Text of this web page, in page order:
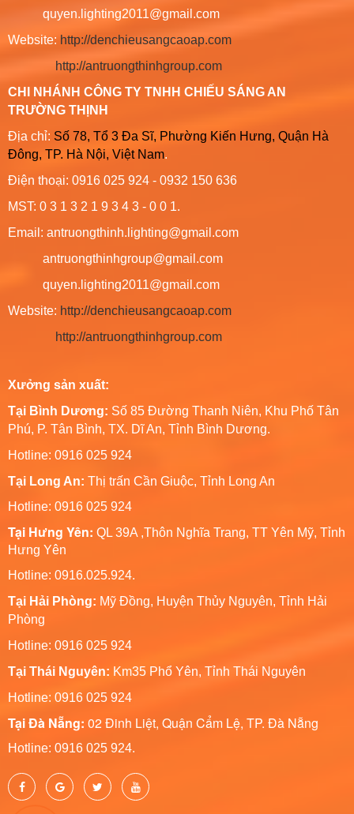
quyen.lighting2011@gmail.com
Website: http://denchieusangcaoap.com
http://antruongthinhgroup.com
CHI NHÁNH CÔNG TY TNHH CHIẾU SÁNG AN
TRƯỜNG THỊNH
Địa chỉ: Số 78, Tổ 3 Đa Sĩ, Phường Kiến Hưng, Quận Hà
Đông, TP. Hà Nội, Việt Nam.
Điện thoại: 0916 025 924 - 0932 150 636
MST: 0 3 1 3 2 1 9 3 4 3 - 0 0 1.
Email: antruongthinh.lighting@gmail.com
antruongthinhgroup@gmail.com
quyen.lighting2011@gmail.com
Website: http://denchieusangcaoap.com
http://antruongthinhgroup.com
Xưởng sản xuất:
Tại Bình Dương: Số 85 Đường Thanh Niên, Khu Phố Tân
Phú, P. Tân Bình, TX. Dĩ An, Tỉnh Bình Dương.
Hotline: 0916 025 924
Tại Long An: Thị trấn Cần Giuộc, Tỉnh Long An
Hotline: 0916 025 924
Tại Hưng Yên: QL 39A ,Thôn Nghĩa Trang, TT Yên Mỹ, Tỉnh
Hưng Yên
Hotline: 0916.025.924.
Tại Hải Phòng: Mỹ Đồng, Huyện Thủy Nguyên, Tỉnh Hải
Phòng
Hotline: 0916 025 924
Tại Thái Nguyên: Km35 Phổ Yên, Tỉnh Thái Nguyên
Hotline: 0916 025 924
Tại Đà Nẵng: 02 Đinh Liệt, Quận Cẩm Lệ, TP. Đà Nẵng
Hotline: 0916 025 924.